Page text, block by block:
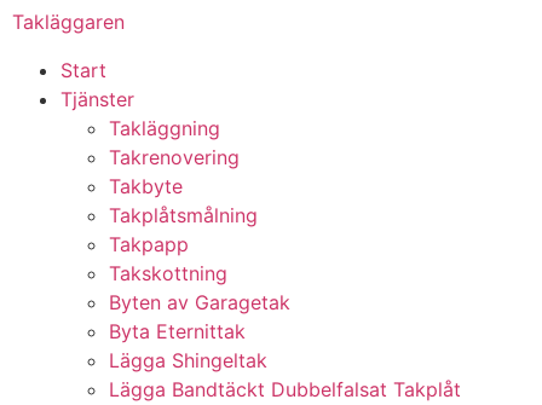
Takläggaren
Start
Tjänster
Takläggning
Takrenovering
Takbyte
Takplåtsmålning
Takpapp
Takskottning
Byten av Garagetak
Byta Eternittak
Lägga Shingeltak
Lägga Bandtäckt Dubbelfalsat Takplåt